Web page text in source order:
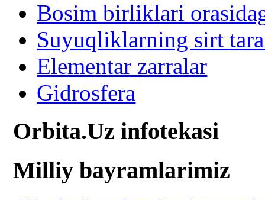
Bosim birliklari
Suyuqliklarning sirt
Elementar zarralar
Gidrosfera
Orbita.Uz infotekasi
Milliy bayramlarimiz